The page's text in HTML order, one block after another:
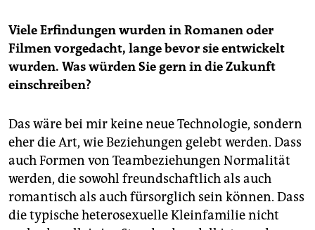
Viele Erfindungen wurden in Romanen oder
Filmen vorgedacht, lange bevor sie entwickelt
wurden. Was würden Sie gern in die Zukunft
einschreiben?
Das wäre bei mir keine neue Technologie, sondern
eher die Art, wie Beziehungen gelebt werden. Dass
auch Formen von Teambeziehungen Normalität
werden, die sowohl freundschaftlich als auch
romantisch als auch fürsorglich sein können. Dass
die typische heterosexuelle Kleinfamilie nicht